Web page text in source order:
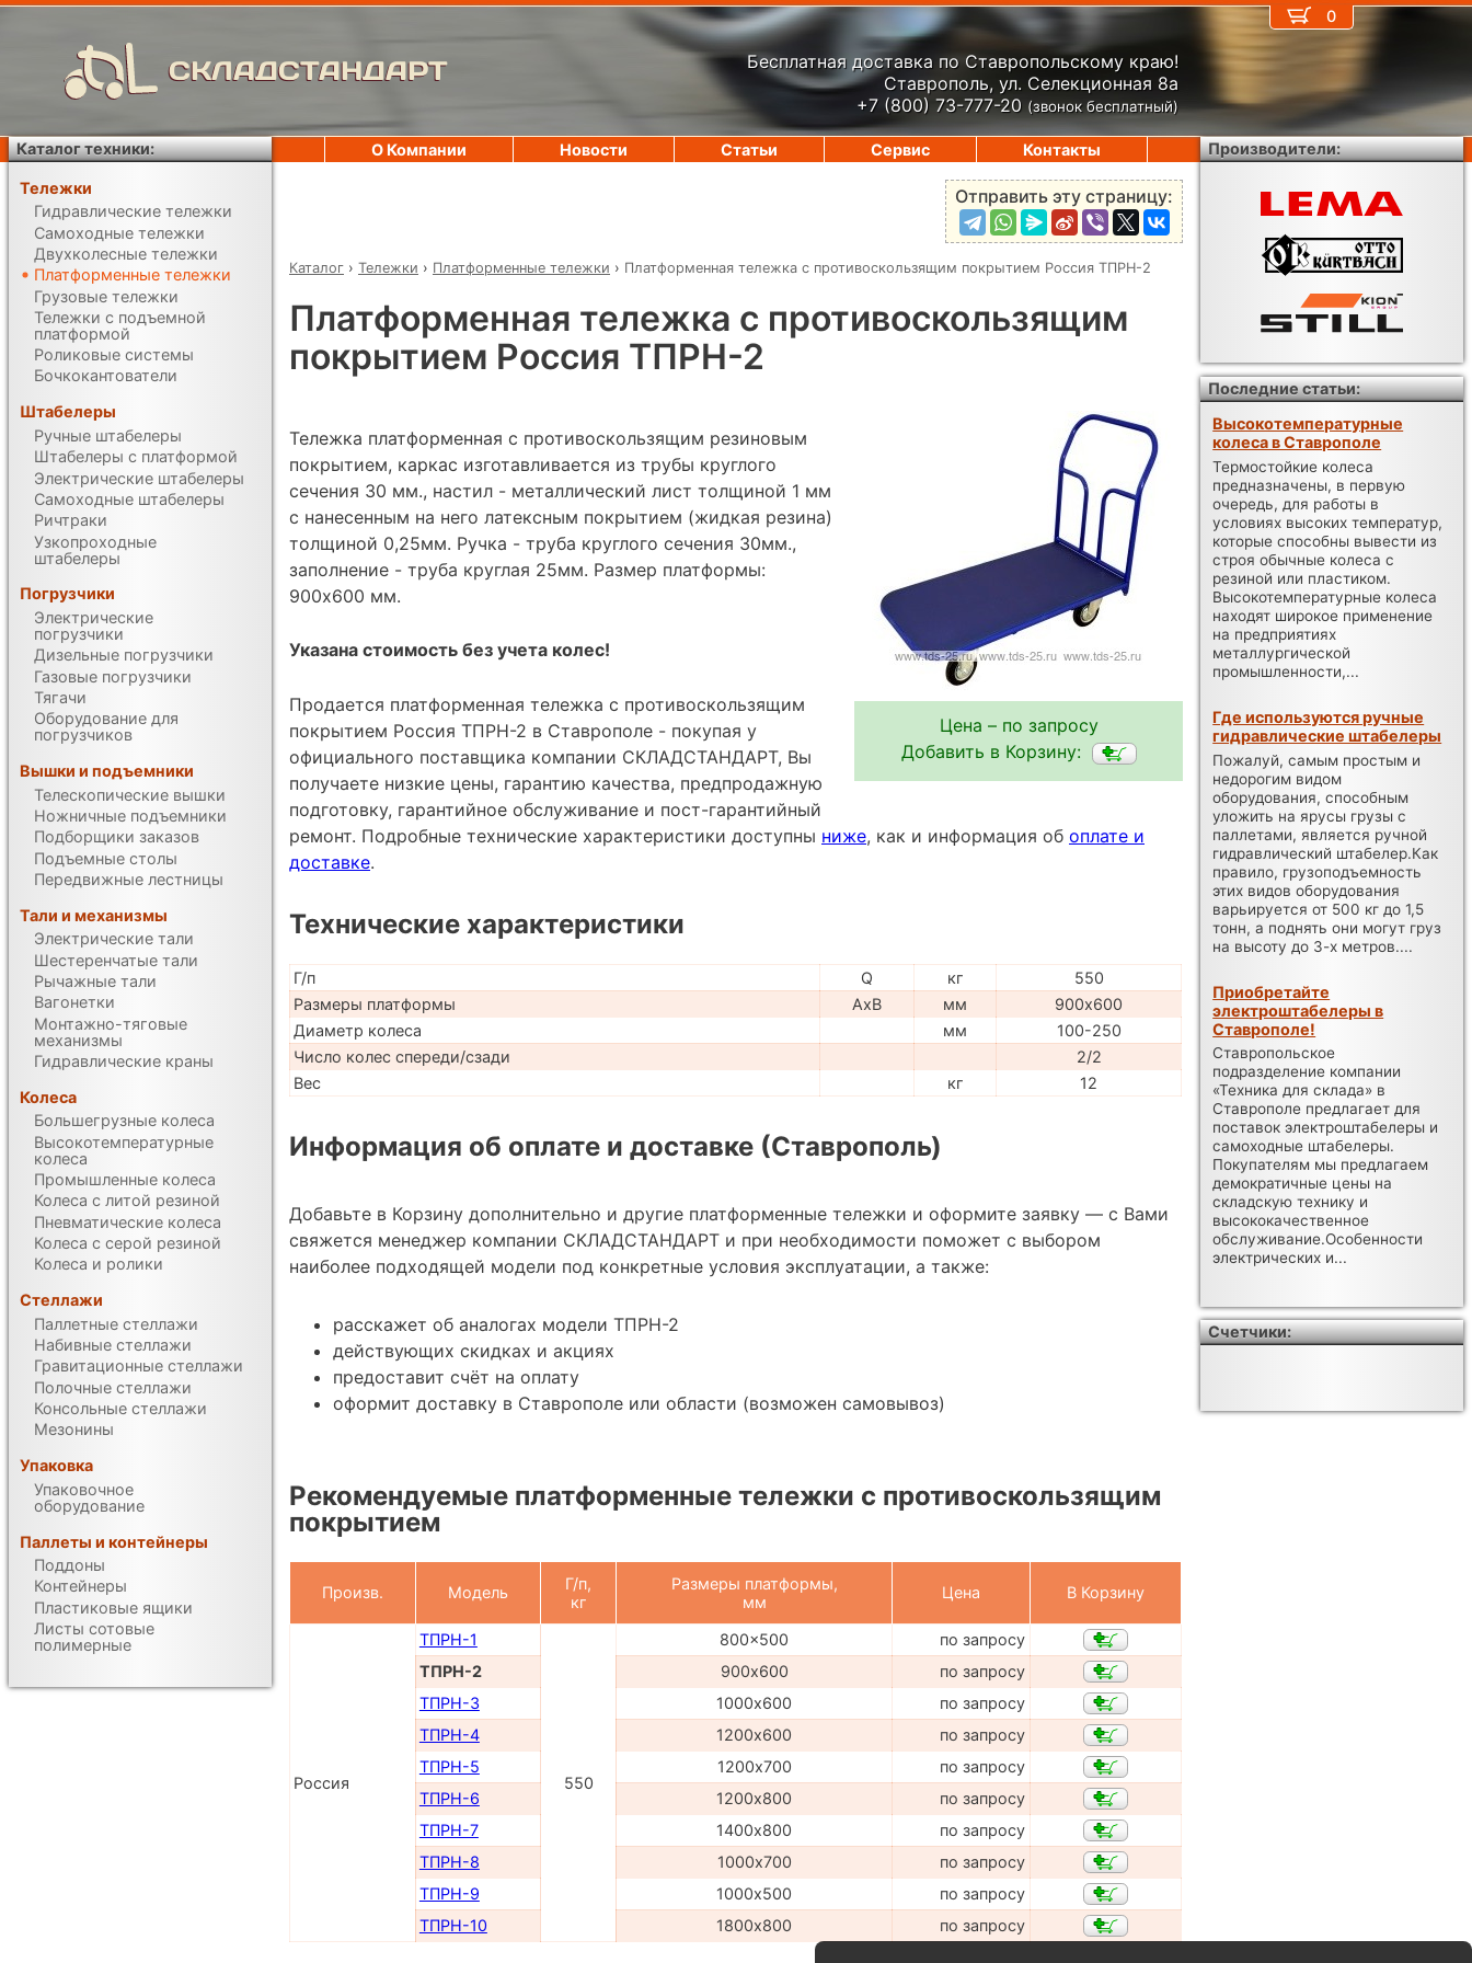
СКЛАДСТАНДАРТ
Бесплатная доставка по Ставропольскому краю!
Ставрополь, ул. Селекционная 8а
+7 (800) 73-777-20 (звонок бесплатный)
Отправить эту страницу:
Каталог › Тележки › Платформенные тележки › Платформенная тележка с противоскользящим покрытием Россия ТПРН-2
Платформенная тележка с противоскользящим
покрытием Россия ТПРН-2
Цена – по запросу
Добавить в Корзину:
Тележка платформенная с противоскользящим резиновым
покрытием, каркас изготавливается из трубы круглого
сечения 30 мм., настил - металлический лист толщиной 1 мм
с нанесенным на него латексным покрытием (жидкая резина)
толщиной 0,25мм. Ручка - труба круглого сечения 30мм.,
заполнение - труба круглая 25мм. Размер платформы:
900х600 мм.
Указана стоимость без учета колес!
Продается платформенная тележка с противоскользящим
покрытием Россия ТПРН-2 в Ставрополе - покупая у
официального поставщика компании СКЛАДСТАНДАРТ, Вы
получаете низкие цены, гарантию качества, предпродажную
подготовку, гарантийное обслуживание и пост-гарантийный
ремонт. Подробные технические характеристики доступны ниже, как и информация об оплате и
доставке.
Технические характеристики
Г/п Q кг
550
Размеры платформы
AxB мм
900х600
Диаметр колеса
мм
100-250
Число колес спереди/сзади
2/2
Вес
кг 12
Информация об оплате и доставке (Ставрополь)
Добавьте в Корзину дополнительно и другие платформенные тележки и оформите заявку — с Вами
свяжется менеджер компании СКЛАДСТАНДАРТ и при необходимости поможет с выбором
наиболее подходящей модели под конкретные условия эксплуатации, а также:
расскажет об аналогах модели ТПРН-2
действующих скидках и акциях
предоставит счёт на оплату
оформит доставку в Ставрополе или области (возможен самовывоз)
Рекомендуемые платформенные тележки с противоскользящим
покрытием
Произв. Модель
Г/п,
кг
Размеры платформы,
мм
Цена В Корзину
Россия
ТПРН-1
550
800x500
по запросу
ТПРН-2
900х600
по запросу
ТПРН-3
1000х600
по запросу
ТПРН-4
1200х600
по запросу
ТПРН-5
1200х700
по запросу
ТПРН-6
1200х800
по запросу
ТПРН-7
1400х800
по запросу
ТПРН-8
1000х700
по запросу
ТПРН-9
1000х500
по запросу
ТПРН-10
1800х800 по запросу
0
О Компании Новости Статьи Сервис Контакты
Каталог техники:
Тележки
Гидравлические тележки
Самоходные тележки
Двухколесные тележки
Платформенные тележки
Грузовые тележки
Тележки с подъемной
платформой
Роликовые системы
Бочкокантователи
Штабелеры
Ручные штабелеры
Штабелеры с платформой
Электрические штабелеры
Самоходные штабелеры
Ричтраки
Узкопроходные
штабелеры
Погрузчики
Электрические
погрузчики
Дизельные погрузчики
Газовые погрузчики
Тягачи
Оборудование для
погрузчиков
Вышки и подъемники
Телескопические вышки
Ножничные подъемники
Подборщики заказов
Подъемные столы
Передвижные лестницы
Тали и механизмы
Электрические тали
Шестеренчатые тали
Рычажные тали
Вагонетки
Монтажно-тяговые
механизмы
Гидравлические краны
Колеса
Большегрузные колеса
Высокотемпературные
колеса
Промышленные колеса
Колеса с литой резиной
Пневматические колеса
Колеса с серой резиной
Колеса и ролики
Стеллажи
Паллетные стеллажи
Набивные стеллажи
Гравитационные стеллажи
Полочные стеллажи
Консольные стеллажи
Мезонины
Упаковка
Упаковочное
оборудование
Паллеты и контейнеры
Поддоны
Контейнеры
Пластиковые ящики
Листы сотовые
полимерные
Производители:
Последние статьи:
Высокотемпературные
колеса в Ставрополе
Термостойкие колеса
предназначены, в первую
очередь, для работы в
условиях высоких температур,
которые способны вывести из
строя обычные колеса с
резиной или пластиком.
Высокотемпературные колеса
находят широкое применение
на предприятиях
металлургической
промышленности,...
Где используются ручные
гидравлические штабелеры
Пожалуй, самым простым и
недорогим видом
оборудования, способным
уложить на ярусы грузы с
паллетами, является ручной
гидравлический штабелер.Как
правило, грузоподъемность
этих видов оборудования
варьируется от 500 кг до 1,5
тонн, а поднять они могут груз
на высоту до 3-х метров....
Приобретайте
электроштабелеры в
Ставрополе!
Ставропольское
подразделение компании
«Техника для склада» в
Ставрополе предлагает для
поставок электроштабелеры и
самоходные штабелеры.
Покупателям мы предлагаем
демократичные цены на
складскую технику и
высококачественное
обслуживание.Особенности
электрических и...
Счетчики: